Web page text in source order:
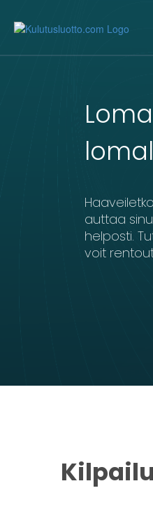
auttaa
helposti.
voit
5000
19 20